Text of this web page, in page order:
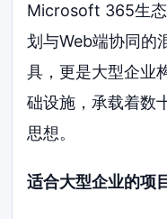
Microsoft 365生
划与Web端协同的
具，更是大型企业
础设施，承载着数
思想。
适合大型企业的项